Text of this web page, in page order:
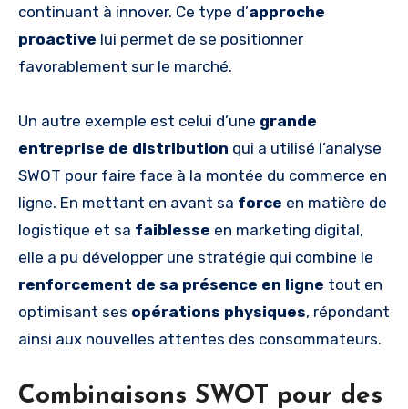
continuant à innover. Ce type d’approche
proactive lui permet de se positionner
favorablement sur le marché.
Un autre exemple est celui d’une grande
entreprise de distribution qui a utilisé l’analyse
SWOT pour faire face à la montée du commerce en
ligne. En mettant en avant sa force en matière de
logistique et sa faiblesse en marketing digital,
elle a pu développer une stratégie qui combine le
renforcement de sa présence en ligne tout en
optimisant ses opérations physiques, répondant
ainsi aux nouvelles attentes des consommateurs.
Combinaisons SWOT pour des